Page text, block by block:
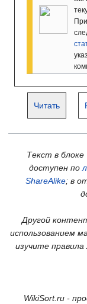
Читать
Текст в
доступен по
ShareAlike; в
Другой
использованием
изучите
WikiSort.ru -